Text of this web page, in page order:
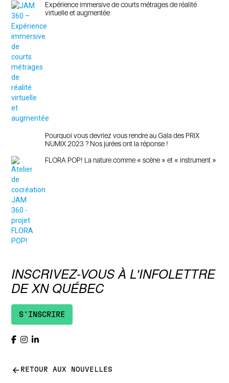
Expérience immersive de courts métrages de réalité
virtuelle et augmentée
Pourquoi vous devriez vous rendre au Gala des PRIX
NUMIX 2023 ? Nos jurées ont la réponse !
FLORA POP! La nature comme « scène » et « instrument »
INSCRIVEZ-VOUS À L'INFOLETTRE
DE XN QUÉBEC
S'INSCRIRE
arrow_back RETOUR AUX NOUVELLES